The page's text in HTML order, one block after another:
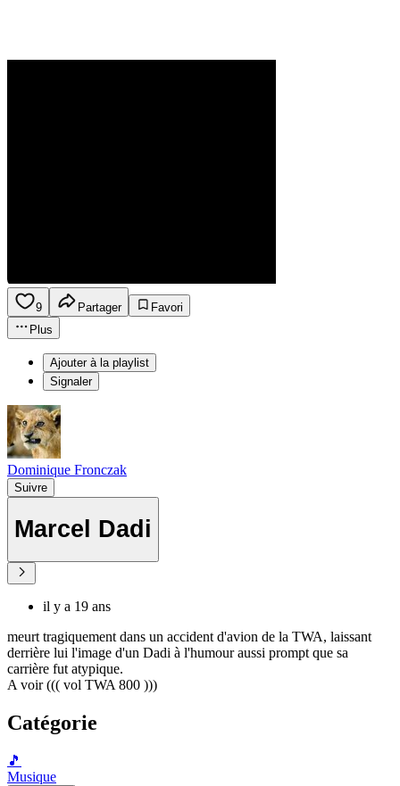
9 Partager
Favori
Plus
Ajouter à la playlist
Signaler
Dominique Fronczak
Suivre
Marcel Dadi
il y a 19 ans
meurt tragiquement dans un accident d'avion de la TWA, laissant
derrière lui l'image d'un Dadi à l'humour aussi prompt que sa
carrière fut atypique.
A voir ((( vol TWA 800 )))
Catégorie
🎵
Musique